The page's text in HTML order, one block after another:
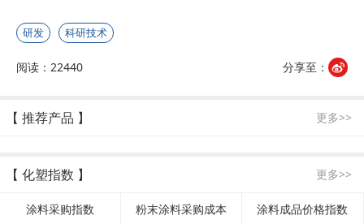
研发 科研技术
阅读：22440 分享至：
【 推荐产品 】 更多>>
【 化塑指数 】 更多>>
涂料采购指数 粉末涂料采购成本 涂料成品价格指数